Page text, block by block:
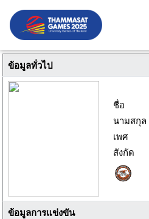
ข้อมูลทั่วไป
ชื่อ
นามสกุล
เพศ
สังกัด
ข้อมูลการแข่งขัน